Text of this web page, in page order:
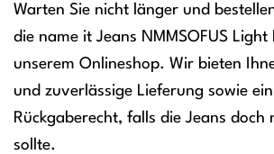
Warten Sie nicht länger und
die name it Jeans NMMSOFUS Light
unserem Onlineshop. Wir bieten
und zuverlässige Lieferung sowie
Rückgaberecht, falls die Jeans doch
sollte.